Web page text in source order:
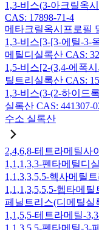
1,3-비스(3-아크릴옥
CAS: 17898-71-4
메타크릴옥시프로필
1,3-비스[3-[3-에틸-3-
메틸디실록산 CAS:
1,5-비스[2-(3,4-에폭
틸트리실록산 CAS:
1,3-비스(3-(2-하이드
실록산 CAS: 441307-
수소 실록산
2,4,6,8-테트라메틸사
1,1,1,3,3-펜타메틸디
1,1,3,3,5,5-헥사메틸
1,1,1,3,5,5,5-헵타메
페닐트리스(디메틸실
1,1,5,5-테트라메틸-
1,1,3,5,5-펜타메틸-3-